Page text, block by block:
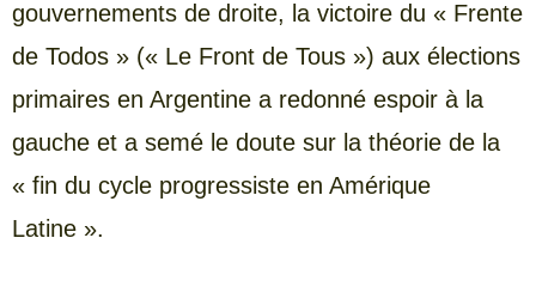
gouvernements de droite, la victoire du « Frente
de Todos » (« Le Front de Tous ») aux élections
primaires en Argentine a redonné espoir à la
gauche et a semé le doute sur la théorie de la
« fin du cycle progressiste en Amérique
Latine ».